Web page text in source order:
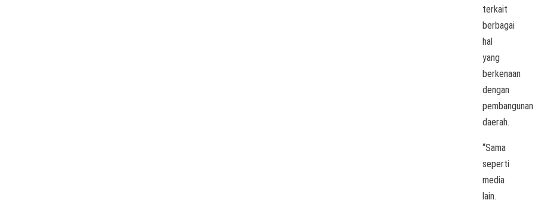
terkait
berbagai
hal
yang
berkenaan
dengan
pembangunan
daerah.
“Sama
seperti
media
lain.